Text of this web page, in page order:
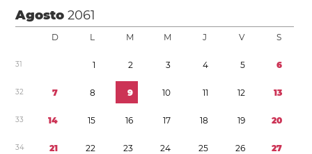
Agosto2061
D L M M J V S
31 1 2 3 4 5 6
32 7 8 9 10 11 12 13
33 14 15 16 17 18 19 20
34 21 22 23 24 25 26 27